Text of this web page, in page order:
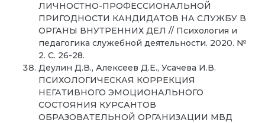
ЛИЧНОСТНО-ПРОФЕССИОНАЛЬНОЙ
ПРИГОДНОСТИ КАНДИДАТОВ НА СЛУЖБУ В
ОРГАНЫ ВНУТРЕННИХ ДЕЛ // Психология и
педагогика служебной деятельности. 2020. №
2. С. 26-28.
Деулин Д.В., Алексеев Д.Е., Усачева И.В.
ПСИХОЛОГИЧЕСКАЯ КОРРЕКЦИЯ
НЕГАТИВНОГО ЭМОЦИОНАЛЬНОГО
СОСТОЯНИЯ КУРСАНТОВ
ОБРАЗОВАТЕЛЬНОЙ ОРГАНИЗАЦИИ МВД